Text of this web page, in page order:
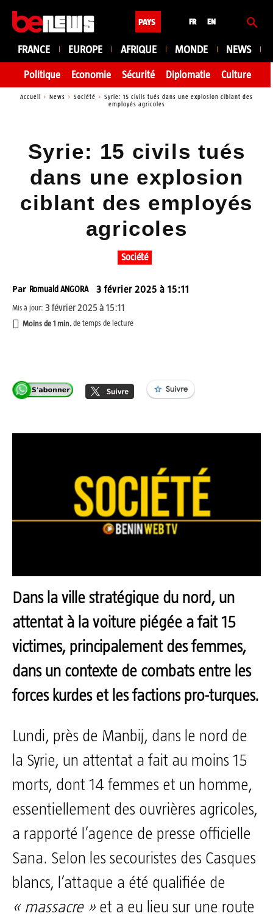
PAYS FR EN
FRANCE EUROPE AFRIQUE MONDE NEWS
Politique Economie Sécurité Diplomatie Culture
Accueil News Société
Syrie: 15 civils tués dans une explosion ciblant des
employés agricoles
Syrie: 15 civils tués
dans une explosion
ciblant des employés
agricoles
Société
Par Romuald ANGORA 3 février 2025 à 15:11
Mis à jour: 3 février 2025 à 15:11
Moins de 1 min. de temps de lecture
Dans la ville stratégique du nord, un
attentat à la voiture piégée a fait 15
victimes, principalement des femmes,
dans un contexte de combats entre les
forces kurdes et les factions pro-turques.
Lundi, près de Manbij, dans le nord de
la Syrie, un attentat a fait au moins 15
morts, dont 14 femmes et un homme,
essentiellement des ouvrières agricoles,
a rapporté l’agence de presse officielle
Sana. Selon les secouristes des Casques
blancs, l’attaque a été qualifiée de
« massacre » et a eu lieu sur une route